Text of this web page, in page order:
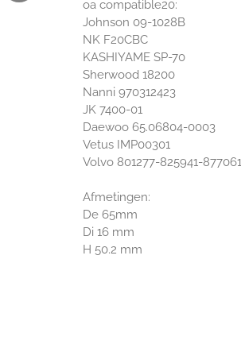
oa compatible20:
Johnson 09-1028B
NK F20CBC
KASHIYAME SP-70
Sherwood 18200
Nanni 970312423
JK 7400-01
Daewoo 65.06804-0003
Vetus IMP00301
Volvo 801277-825941-
Afmetingen:
De 65mm
Di 16 mm
H 50.2 mm